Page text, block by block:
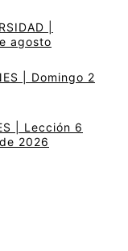
|
agosto
| Domingo 2
| Lección 6
2026